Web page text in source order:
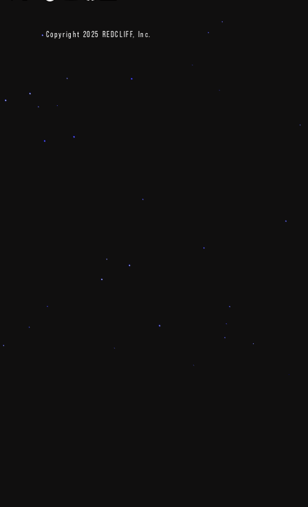
Copyright 2025 REDCLIFF, Inc.